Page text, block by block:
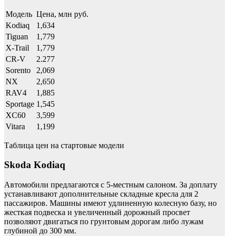
Модель Цена, млн руб.
Kodiaq
1,634
Tiguan
1,779
X-Trail
1,779
CR-V
2.277
Sorento
2,069
NX
2,650
RAV4
1,885
Sportage 1,545
XC60
3,599
Vitara
1,199
Таблица цен на стартовые модели
Skoda Kodiaq
Автомобили предлагаются с 5-местным салоном. За доплату
устанавливают дополнительные складные кресла для 2
пассажиров. Машины имеют удлиненную колесную базу, но
жесткая подвеска и увеличенный дорожный просвет
позволяют двигаться по грунтовым дорогам либо лужам
глубиной до 300 мм.